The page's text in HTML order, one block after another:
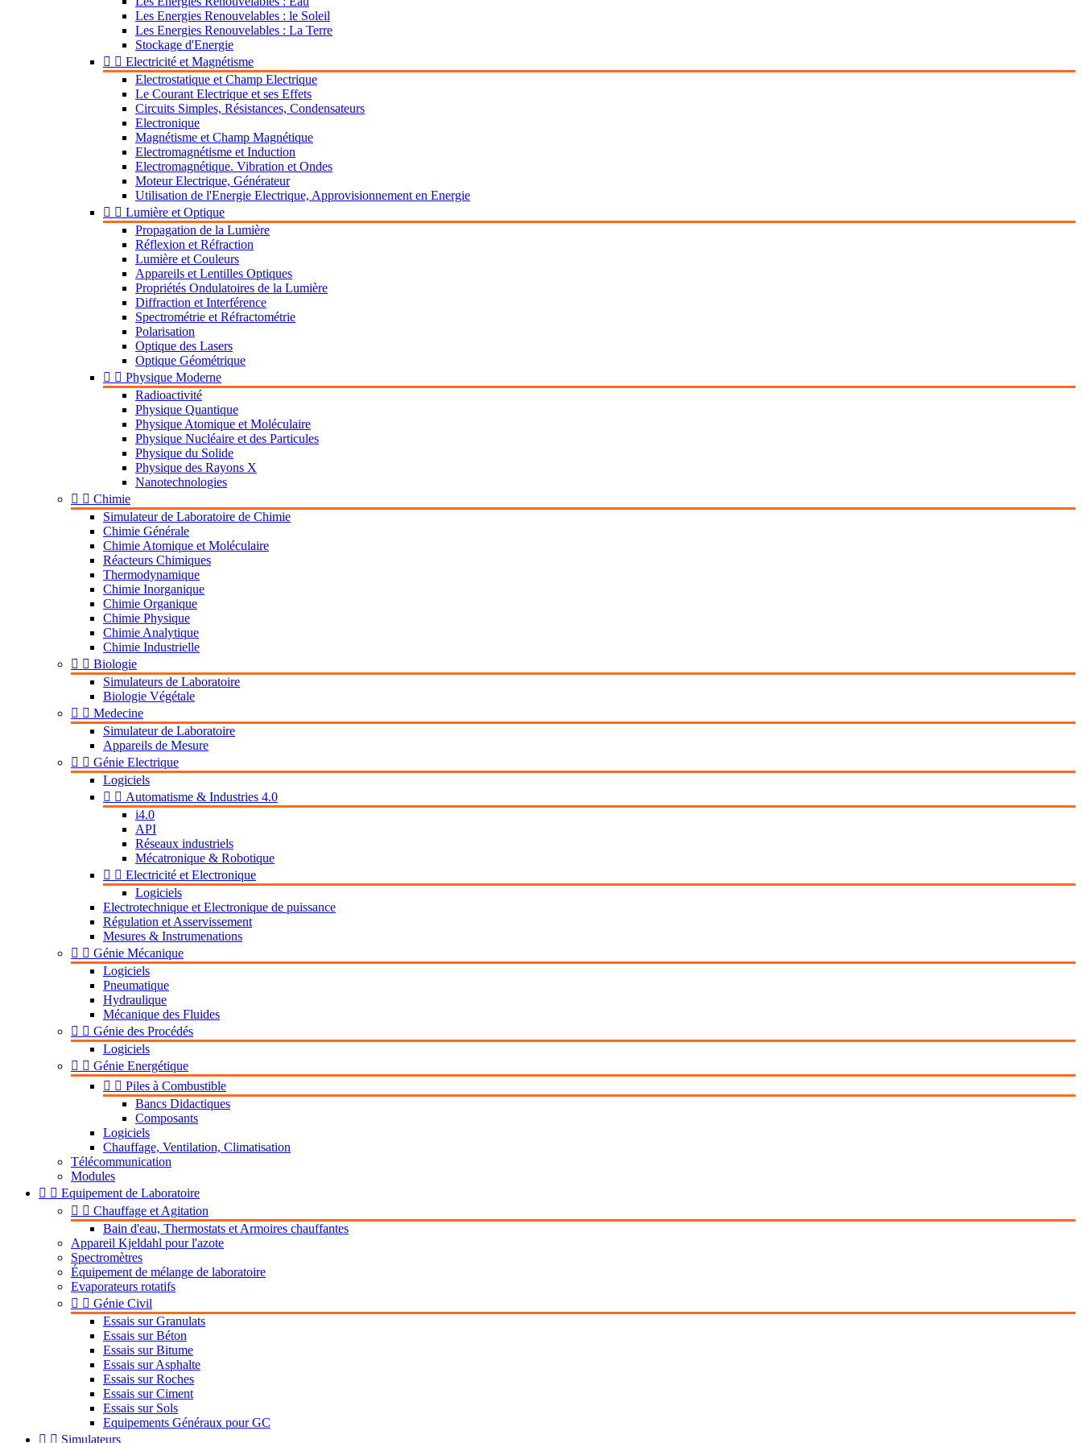
Les Energies Renouvelables : le Soleil
Les Energies Renouvelables : La Terre
Stockage d'Energie
  Electricité et Magnétisme
Electrostatique et Champ Electrique
Le Courant Electrique et ses Effets
Circuits Simples, Résistances, Condensateurs
Electronique
Magnétisme et Champ Magnétique
Electromagnétisme et Induction
Electromagnétique. Vibration et Ondes
Moteur Electrique, Générateur
Utilisation de l'Energie Electrique, Approvisionnement en Energie
  Lumière et Optique
Propagation de la Lumière
Réflexion et Réfraction
Lumière et Couleurs
Appareils et Lentilles Optiques
Propriétés Ondulatoires de la Lumière
Diffraction et Interférence
Spectrométrie et Réfractométrie
Polarisation
Optique des Lasers
Optique Géométrique
  Physique Moderne
Radioactivité
Physique Quantique
Physique Atomique et Moléculaire
Physique Nucléaire et des Particules
Physique du Solide
Physique des Rayons X
Nanotechnologies
  Chimie
Simulateur de Laboratoire de Chimie
Chimie Générale
Chimie Atomique et Moléculaire
Réacteurs Chimiques
Thermodynamique
Chimie Inorganique
Chimie Organique
Chimie Physique
Chimie Analytique
Chimie Industrielle
  Biologie
Simulateurs de Laboratoire
Biologie Végétale
  Medecine
Simulateur de Laboratoire
Appareils de Mesure
  Génie Electrique
Logiciels
  Automatisme & Industries 4.0
i4.0
API
Réseaux industriels
Mécatronique & Robotique
  Electricité et Electronique
Logiciels
Electrotechnique et Electronique de puissance
Régulation et Asservissement
Mesures & Instrumenations
  Génie Mécanique
Logiciels
Pneumatique
Hydraulique
Mécanique des Fluides
  Génie des Procédés
Logiciels
  Génie Energétique
  Piles à Combustible
Bancs Didactiques
Composants
Logiciels
Chauffage, Ventilation, Climatisation
Télécommunication
Modules
  Equipement de Laboratoire
  Chauffage et Agitation
Bain d'eau, Thermostats et Armoires chauffantes
Appareil Kjeldahl pour l'azote
Spectromètres
Équipement de mélange de laboratoire
Evaporateurs rotatifs
  Génie Civil
Essais sur Granulats
Essais sur Béton
Essais sur Bitume
Essais sur Asphalte
Essais sur Roches
Essais sur Ciment
Essais sur Sols
Equipements Généraux pour GC
  Simulateurs